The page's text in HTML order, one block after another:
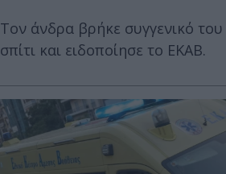
Τον άνδρα βρήκε συγγενικό
σπίτι και ειδοποίησε το ΕΚΑΒ.